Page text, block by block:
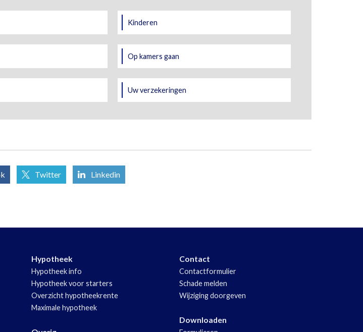
Kinderen
Op kamers gaan
Uw verzekeringen
Twitter Linkedin
Hypotheek
Hypotheek info
Hypotheek voor starters
Overzicht hypotheekrente
Maximale hypotheek
Contact
Contactformulier
Schade melden
Wijziging doorgeven
Downloaden